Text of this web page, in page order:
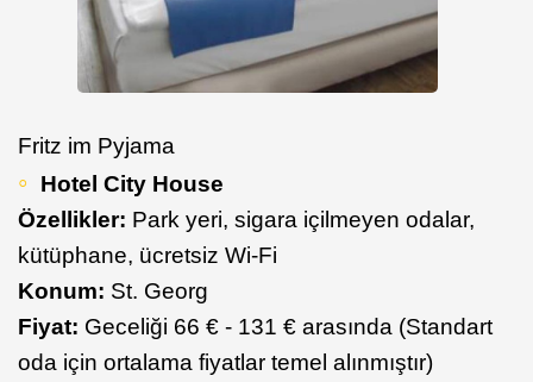
Fritz im Pyjama
Hotel City House
Özellikler: Park yeri, sigara içilmeyen odalar,
kütüphane, ücretsiz Wi-Fi
Konum: St. Georg
Fiyat: Geceliği 66 € - 131 € arasında (Standart
oda için ortalama fiyatlar temel alınmıştır)